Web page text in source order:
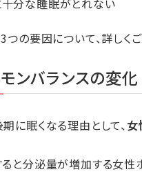
分な睡眠がとれない
つの要因について、詳しく
ンバランスの変化
に眠くなる理由として、女
と分泌量が増加する女性